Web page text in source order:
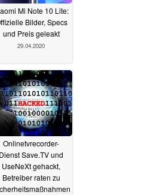
Mi Note 10 Lite:
Bilder, Specs
und Preis geleakt
29.04.2020
Onlinetvrecorder-
Dienst Save.TV und
UseNeXt gehackt,
Betreiber raten zu